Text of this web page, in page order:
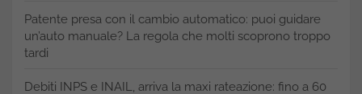
Patente presa con il cambio automatico: puoi guidare
un’auto manuale? La regola che molti scoprono troppo
tardi
Debiti INPS e INAIL, arriva la maxi rateazione: fino a 60